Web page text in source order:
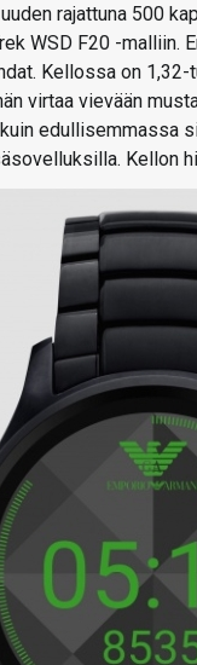
rajattuna 500
WSD F20 -
Kellossa on
virtaa vievään
edullisemmassa
Kellon